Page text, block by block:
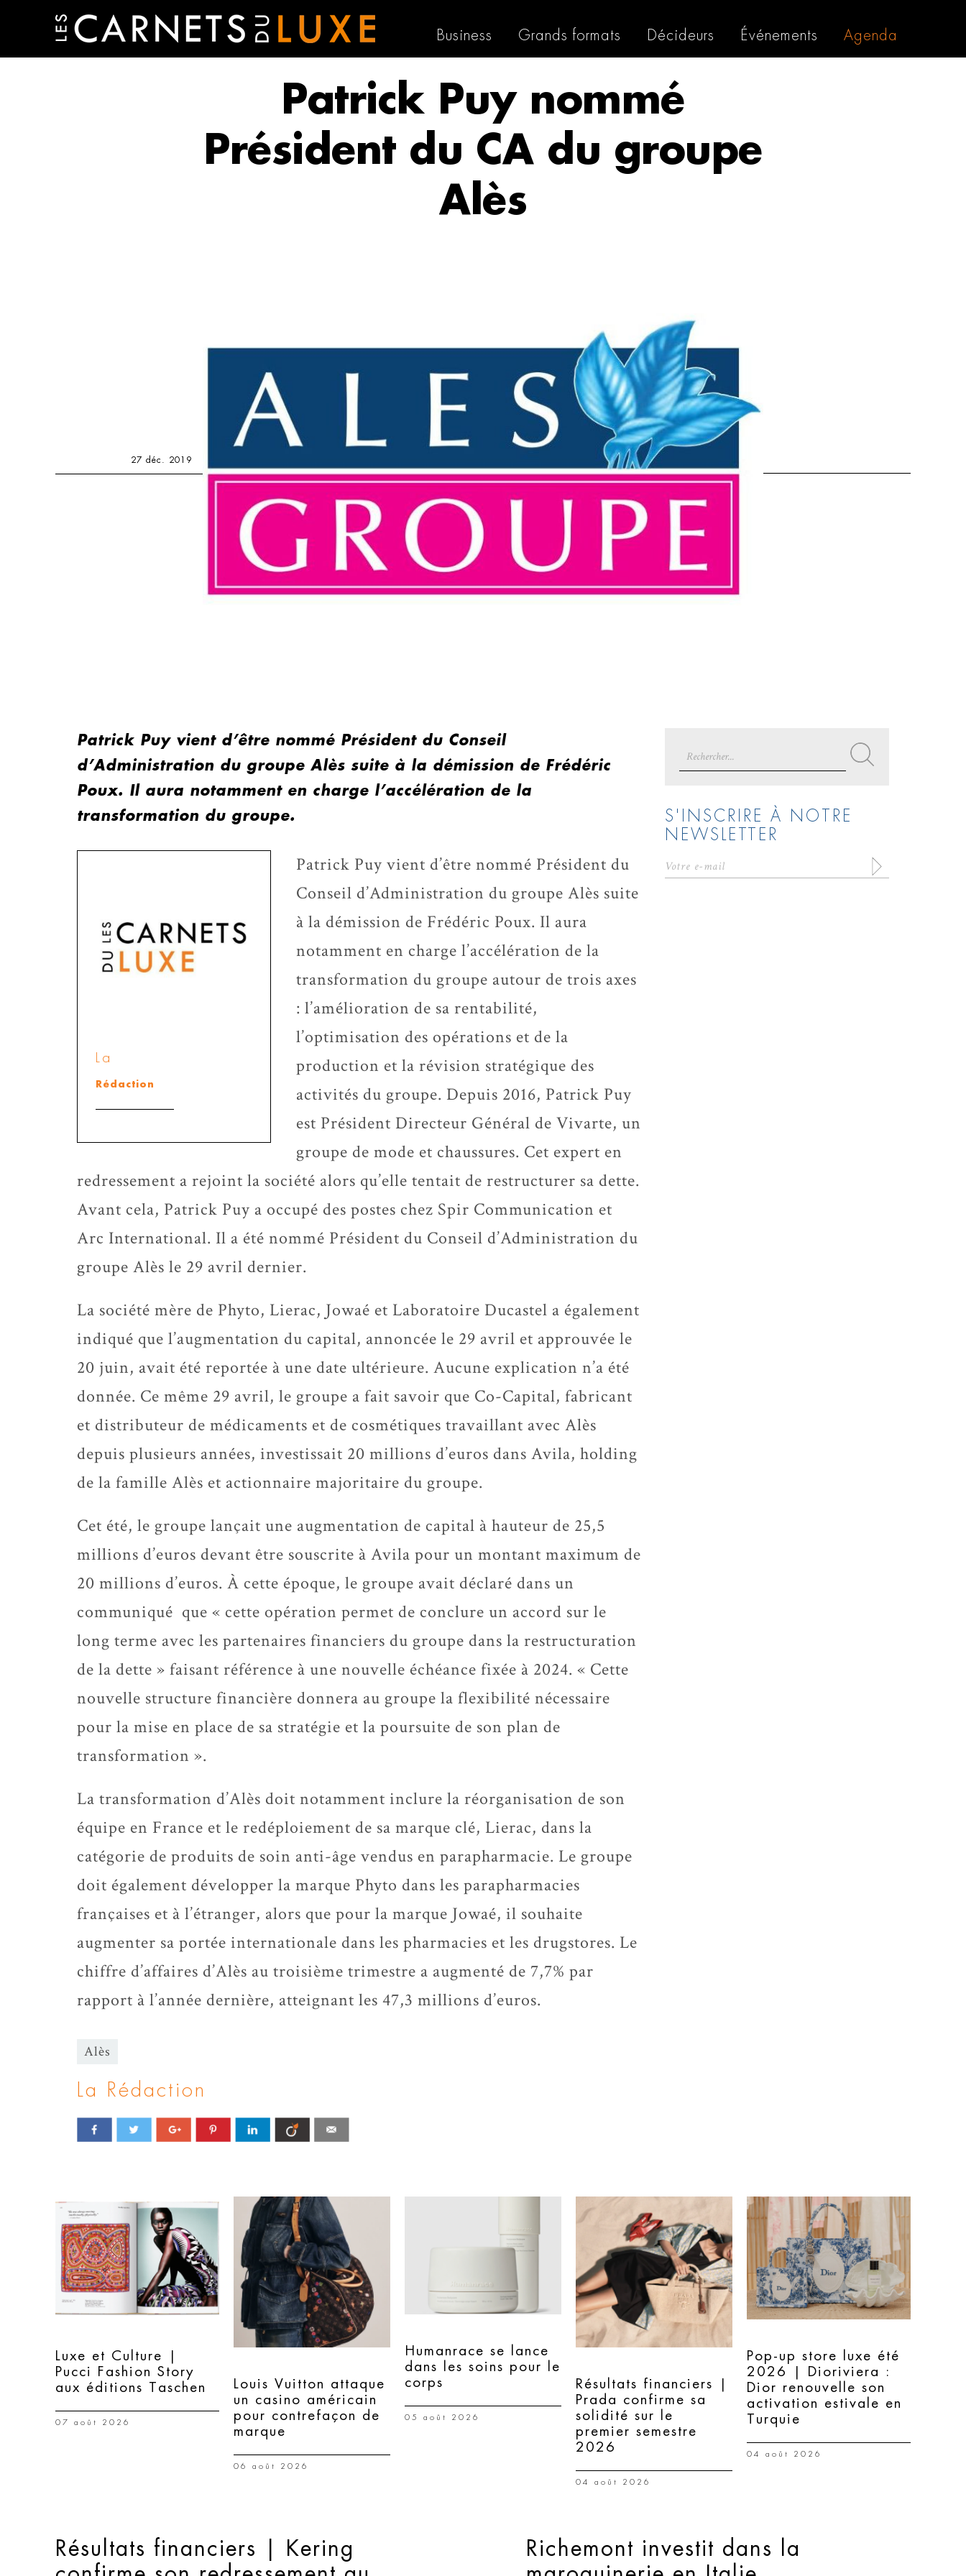
Business Grands formats Décideurs Événements Agenda
Patrick Puy nommé
Président du CA du groupe
Alès
27 déc. 2019
Patrick Puy vient d’être nommé Président du Conseil
d’Administration du groupe Alès suite à la démission de Frédéric
Poux. Il aura notamment en charge l’accélération de la
transformation du groupe.
La
Rédaction
Patrick Puy vient d’être nommé Président du
Conseil d’Administration du groupe Alès suite
à la démission de Frédéric Poux. Il aura
notamment en charge l’accélération de la
transformation du groupe autour de trois axes
: l’amélioration de sa rentabilité,
l’optimisation des opérations et de la
production et la révision stratégique des
activités du groupe. Depuis 2016, Patrick Puy
est Président Directeur Général de Vivarte, un
groupe de mode et chaussures. Cet expert en
redressement a rejoint la société alors qu’elle tentait de restructurer sa dette.
Avant cela, Patrick Puy a occupé des postes chez Spir Communication et
Arc International. Il a été nommé Président du Conseil d’Administration du
groupe Alès le 29 avril dernier.
La société mère de Phyto, Lierac, Jowaé et Laboratoire Ducastel a également
indiqué que l’augmentation du capital, annoncée le 29 avril et approuvée le
20 juin, avait été reportée à une date ultérieure. Aucune explication n’a été
donnée. Ce même 29 avril, le groupe a fait savoir que Co-Capital, fabricant
et distributeur de médicaments et de cosmétiques travaillant avec Alès
depuis plusieurs années, investissait 20 millions d’euros dans Avila, holding
de la famille Alès et actionnaire majoritaire du groupe.
Cet été, le groupe lançait une augmentation de capital à hauteur de 25,5
millions d’euros devant être souscrite à Avila pour un montant maximum de
20 millions d’euros. À cette époque, le groupe avait déclaré dans un
communiqué que « cette opération permet de conclure un accord sur le
long terme avec les partenaires financiers du groupe dans la restructuration
de la dette » faisant référence à une nouvelle échéance fixée à 2024. « Cette
nouvelle structure financière donnera au groupe la flexibilité nécessaire
pour la mise en place de sa stratégie et la poursuite de son plan de
transformation ».
La transformation d’Alès doit notamment inclure la réorganisation de son
équipe en France et le redéploiement de sa marque clé, Lierac, dans la
catégorie de produits de soin anti-âge vendus en parapharmacie. Le groupe
doit également développer la marque Phyto dans les parapharmacies
françaises et à l’étranger, alors que pour la marque Jowaé, il souhaite
augmenter sa portée internationale dans les pharmacies et les drugstores. Le
chiffre d’affaires d’Alès au troisième trimestre a augmenté de 7,7% par
rapport à l’année dernière, atteignant les 47,3 millions d’euros.
Alès
La Rédaction
for:
S'INSCRIRE À NOTRE
NEWSLETTER
Luxe et Culture |
Pucci Fashion Story
aux éditions Taschen
07 août 2026
Louis Vuitton attaque
un casino américain
pour contrefaçon de
marque
06 août 2026
Humanrace se lance
dans les soins pour le
corps
05 août 2026
Résultats financiers |
Prada confirme sa
solidité sur le
premier semestre
2026
04 août 2026
Pop-up store luxe été
2026 | Dioriviera :
Dior renouvelle son
activation estivale en
Turquie
04 août 2026
Résultats financiers | Kering
Richemont investit dans la